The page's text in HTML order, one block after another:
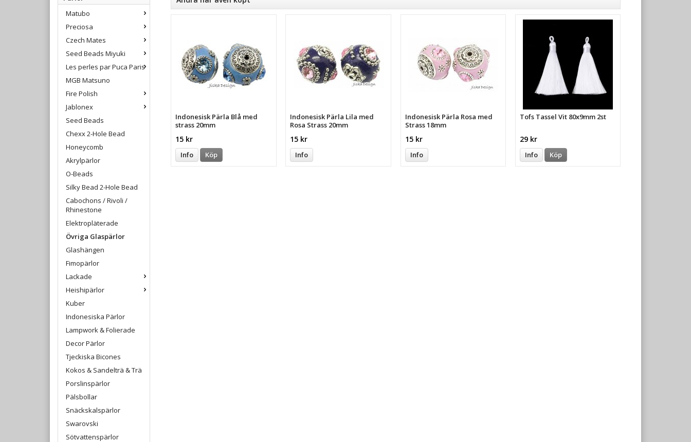
Matubo
Preciosa
Czech Mates
Seed Beads Miyuki
Les perles par Puca Paris
MGB Matsuno
Fire Polish
Jablonex
Seed Beads
Chexx 2-Hole Bead
Honeycomb
Akrylpärlor
O-Beads
Silky Bead 2-Hole Bead
Cabochons / Rivoli /
Rhinestone
Elektropläterade
Övriga Glaspärlor
Glashängen
Fimopärlor
Lackade
Heishipärlor
Kuber
Indonesiska Pärlor
Lampwork & Folierade
Decor Pärlor
Tjeckiska Bicones
Kokos & Sandelträ & Trä
Porslinspärlor
Pälsbollar
Snäckskalspärlor
Swarovski
Sötvattenspärlor
Indonesisk Pärla Blå med
strass 20mm
15 kr
Info Köp
Indonesisk Pärla Lila med
Rosa Strass 20mm
15 kr
Info
Indonesisk Pärla Rosa med
Strass 18mm
15 kr
Info
Tofs Tassel Vit 80x9mm 2st
29 kr
Info Köp